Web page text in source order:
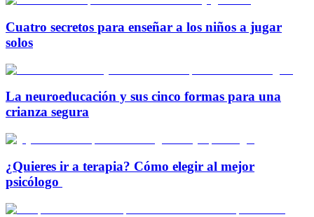
Cuatro secretos para enseñar a los niños a jugar
solos
La neuroeducación y sus cinco formas para una
crianza segura
¿Quieres ir a terapia? Cómo elegir al mejor
psicólogo